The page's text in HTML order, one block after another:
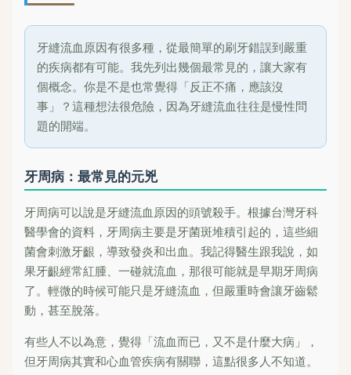
牙縫流血原因有很多種，從最簡單的刷牙錯誤到嚴重
的疾病都有可能。我先列出幾個最常見的，讓大家有
個概念。你是不是也常覺得「反正不痛，應該沒
事」？這種想法很危險，因為牙縫流血往往是慢性問
題的開端。
牙周病：最常見的元兇
牙周病可以說是牙縫流血原因的頭號殺手。根據台灣牙科
醫學會的資料，牙周病主要是牙菌斑堆積引起的，這些細
菌會刺激牙齦，導致發炎和出血。我記得醫生跟我說，如
果牙齦經常紅腫、一碰就流血，那很可能就是早期牙周病
了。輕微的時候可能只是牙縫流血，但嚴重時會讓牙齒鬆
動，甚至脫落。
有些人不以為意，覺得「流血而已，又不是什麼大病」，
但牙周病其實和心血管疾病有關聯，這點很多人不知道。